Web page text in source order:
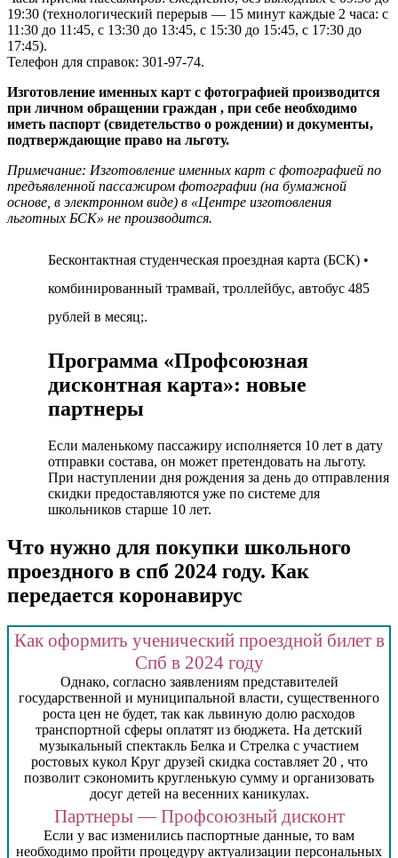
19:30 (технологический перерыв — 15 минут каждые 2 часа: с
11:30 до 11:45, с 13:30 до 13:45, с 15:30 до 15:45, с 17:30 до
17:45).
Телефон для справок: 301-97-74.
Изготовление именных карт с фотографией производится
при личном обращении граждан , при себе необходимо
иметь паспорт (свидетельство о рождении) и документы,
подтверждающие право на льготу.
Примечание: Изготовление именных карт с фотографией по
предъявленной пассажиром фотографии (на бумажной
основе, в электронном виде) в «Центре изготовления
льготных БСК» не производится.
Бесконтактная студенческая проездная карта (БСК) •
комбинированный трамвай, троллейбус, автобус 485
рублей в месяц;.
Программа «Профсоюзная
дисконтная карта»: новые
партнеры
Если маленькому пассажиру исполняется 10 лет в дату
отправки состава, он может претендовать на льготу.
При наступлении дня рождения за день до отправления
скидки предоставляются уже по системе для
школьников старше 10 лет.
Что нужно для покупки школьного
проездного в спб 2024 году. Как
передается коронавирус
Как оформить ученический проездной билет в
Спб в 2024 году
Однако, согласно заявлениям представителей
государственной и муниципальной власти, существенного
роста цен не будет, так как львиную долю расходов
транспортной сферы оплатят из бюджета. На детский
музыкальный спектакль Белка и Стрелка с участием
ростовых кукол Круг друзей скидка составляет 20 , что
позволит сэкономить кругленькую сумму и организовать
досуг детей на весенних каникулах.
Партнеры — Профсоюзный дисконт
Если у вас изменились паспортные данные, то вам
необходимо пройти процедуру актуализации персональных